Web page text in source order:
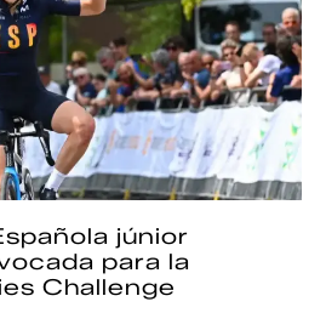
júnior
para la
Challenge